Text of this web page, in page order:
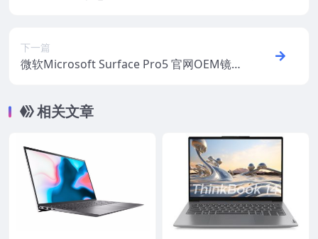
下一篇
微软Microsoft Surface Pro5 官网OEM镜
相关文章